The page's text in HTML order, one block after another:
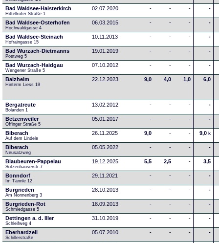
Bad Waldsee-Haisterkirch
Hittelkofer Straße 1
02.07.2020 - - - -
Bad Waldsee-Osterhofen
Hochwaldgasse 4
06.03.2015 - - - -
Bad Waldsee-Steinach
Hofraingasse 15
10.11.2013 - - - -
Bad Wurzach-Dietmanns
Postweg 5
19.01.2019 - - - -
Bad Wurzach-Haidgau
Wengener Straße 5
07.10.2012 - - - -
Balzheim
Hinterm Liess 19
22.12.2023 9,0 4,0 1,0 6,0
Bergatreute
Bolanden 1
13.02.2012 - - - -
Betzenweiler
Offinger Straße 5
05.01.2017 - - - -
Biberach
Auf dem Lindele
26.11.2025 9,0 - - 9,0 k
Biberach
Neusatzweg
05.05.2022 - - - -
Blaubeuren-Pappelau
Sotzenhauserstr.7
19.12.2025 5,5 2,5 - 3,5
Bonndorf
Im Tännle 12
29.11.2021 - - - -
Burgrieden
Am Nonnenberg 3
28.10.2013 - - - -
Burgrieden-Rot
Schmiedgasse 5
18.09.2013 - - - -
Dettingen a. d. Iller
Schleifweg 4
31.10.2019 - - - -
Eberhardzell
Schillerstraße
05.07.2010 - - - -